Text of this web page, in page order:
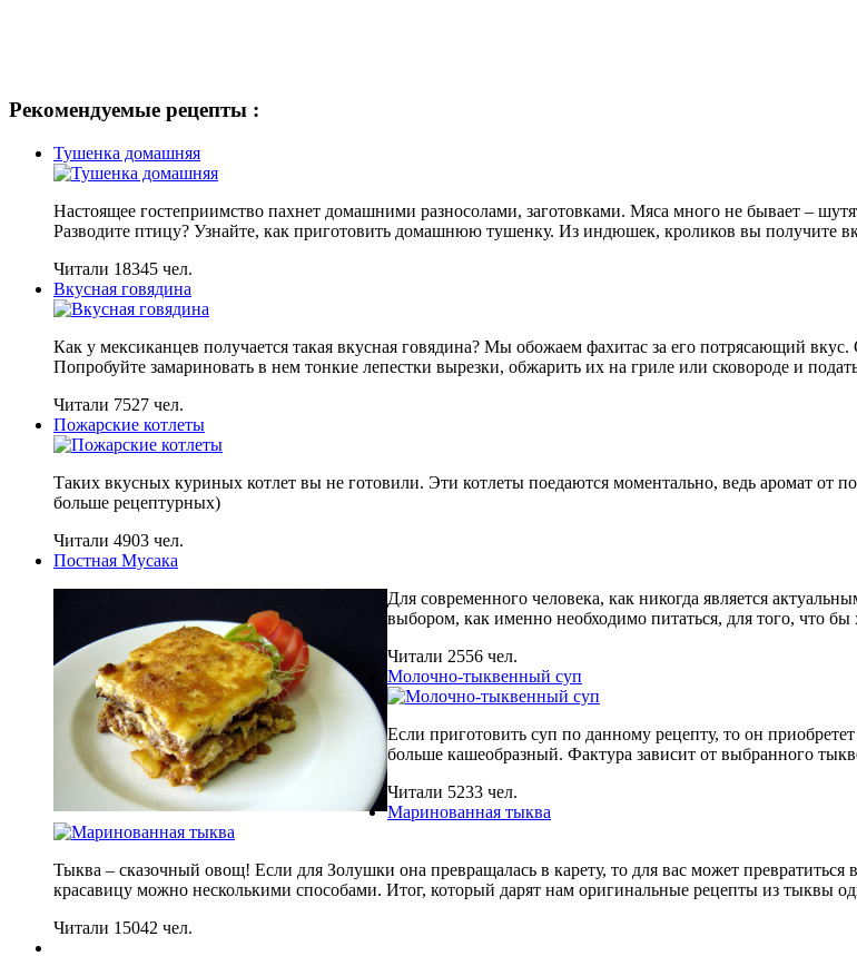
Рекомендуемые рецепты :
Тушенка домашняя
Настоящее гостеприимство пахнет домашними разносолами, заготовками. Мяса много не бывает –
Разводите птицу? Узнайте, как приготовить домашнюю тушенку. Из индюшек, кроликов вы получите
Читали 18345 чел.
Вкусная говядина
Как у мексиканцев получается такая вкусная говядина? Мы обожаем фахитас за его потрясающий
Попробуйте замариновать в нем тонкие лепестки вырезки, обжарить их на гриле или сковороде и
Читали 7527 чел.
Пожарские котлеты
Таких вкусных куриных котлет вы не готовили. Эти котлеты поедаются моментально, ведь аромат от
больше рецептурных)
Читали 4903 чел.
Постная Мусака
Для современного человека, как никогда является
выбором, как именно необходимо питаться, для того, что
Читали 2556 чел.
Молочно-тыквенный суп
Если приготовить суп по данному рецепту, то он
больше кашеобразный. Фактура зависит от выбранного
Читали 5233 чел.
Маринованная тыква
Тыква – сказочный овощ! Если для Золушки она превращалась в карету, то для вас может
красавицу можно несколькими способами. Итог, который дарят нам оригинальные рецепты из тыквы
Читали 15042 чел.